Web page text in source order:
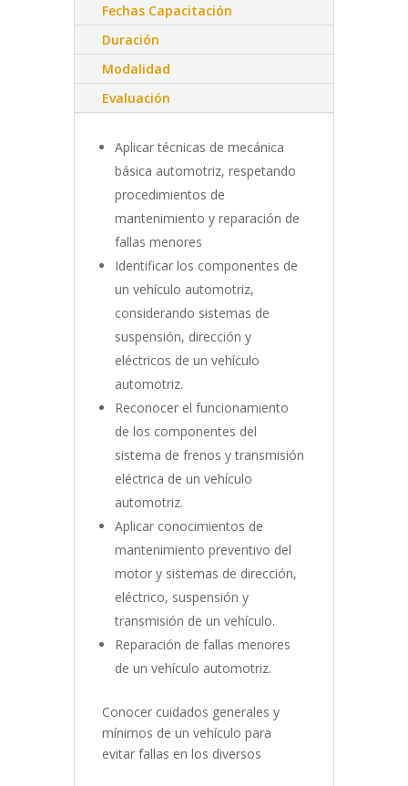
Fechas Capacitación
Duración
Modalidad
Evaluación
Aplicar técnicas de mecánica
básica automotriz, respetando
procedimientos de
mantenimiento y reparación de
fallas menores
Identificar los componentes de
un vehículo automotriz,
considerando sistemas de
suspensión, dirección y
eléctricos de un vehículo
automotriz.
Reconocer el funcionamiento
de los componentes del
sistema de frenos y transmisión
eléctrica de un vehículo
automotriz.
Aplicar conocimientos de
mantenimiento preventivo del
motor y sistemas de dirección,
eléctrico, suspensión y
transmisión de un vehículo.
Reparación de fallas menores
de un vehículo automotriz.
Conocer cuidados generales y
mínimos de un vehículo para
evitar fallas en los diversos